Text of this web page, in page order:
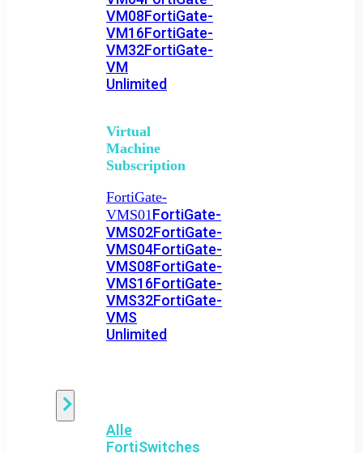
VM08FortiGate-
VM16FortiGate-
VM32FortiGate-
VM
Unlimited
Virtual
Machine
Subscription
FortiGate-
VMS01FortiGate-
VMS02FortiGate-
VMS04FortiGate-
VMS08FortiGate-
VMS16FortiGate-
VMS32FortiGate-
VMS
Unlimited
Alle
FortiSwitches